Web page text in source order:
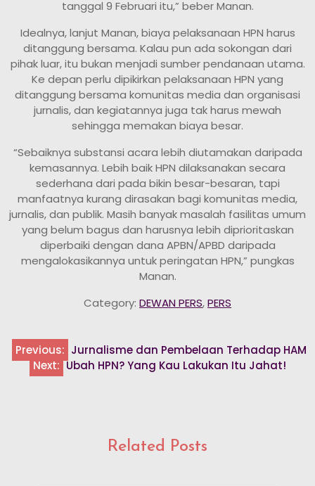
tanggal 9 Februari itu,” beber Manan.
Idealnya, lanjut Manan, biaya pelaksanaan HPN harus
ditanggung bersama. Kalau pun ada sokongan dari
pihak luar, itu bukan menjadi sumber pendanaan utama.
Ke depan perlu dipikirkan pelaksanaan HPN yang
ditanggung bersama komunitas media dan organisasi
jurnalis, dan kegiatannya juga tak harus mewah
sehingga memakan biaya besar.
“Sebaiknya substansi acara lebih diutamakan daripada
kemasannya. Lebih baik HPN dilaksanakan secara
sederhana dari pada bikin besar-besaran, tapi
manfaatnya kurang dirasakan bagi komunitas media,
jurnalis, dan publik. Masih banyak masalah fasilitas umum
yang belum bagus dan harusnya lebih diprioritaskan
diperbaiki dengan dana APBN/APBD daripada
mengalokasikannya untuk peringatan HPN,” pungkas
Manan.
Category: DEWAN PERS,PERS
Post
navigation
Previous: Jurnalisme dan Pembelaan Terhadap HAM
Next: Ubah HPN? Yang Kau Lakukan Itu Jahat!
Related Posts